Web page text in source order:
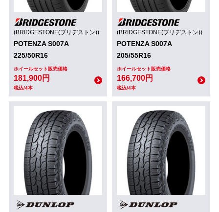
(BRIDGESTONE(ブリヂストン))
POTENZA S007A
225/50R16
ホイールセット販売価格
181,900円
税込/4本
(BRIDGESTONE(ブリヂストン))
POTENZA S007A
205/55R16
ホイールセット販売価格
166,700円
税込/4本